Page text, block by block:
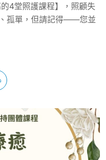
4堂照護課程】，照顧失
孤單，但請記得——您並